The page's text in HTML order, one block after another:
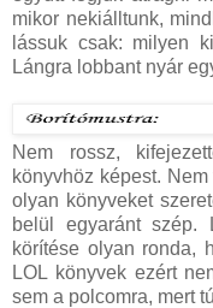
mikor nekiálltunk,
lássuk csak: milyen
Lángra lobbant nyár
Nem rossz,
könyvhöz képest.
olyan könyveket
belül egyaránt szép.
körítése olyan ronda,
LOL könyvek ezért
sem a polcomra, mert